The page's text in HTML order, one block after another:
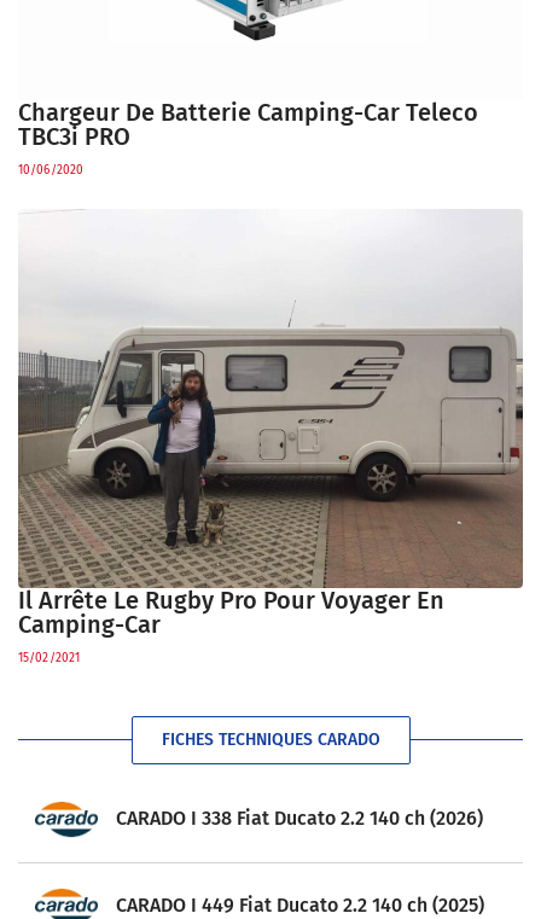
Chargeur De Batterie Camping-Car Teleco
TBC3i PRO
10/06/2020
Il Arrête Le Rugby Pro Pour Voyager En
Camping-Car
15/02/2021
FICHES TECHNIQUES CARADO
CARADO I 338 Fiat Ducato 2.2 140 ch (2026)
CARADO I 449 Fiat Ducato 2.2 140 ch (2025)